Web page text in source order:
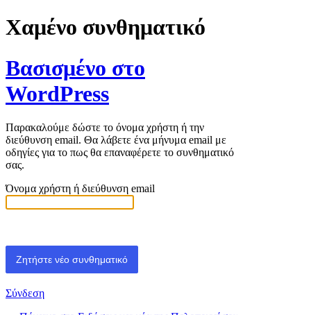
Χαμένο συνθηματικό
Βασισμένο στο
WordPress
Παρακαλούμε δώστε το όνομα χρήστη ή την
διεύθυνση email. Θα λάβετε ένα μήνυμα email με
οδηγίες για το πως θα επαναφέρετε το συνθηματικό
σας.
Όνομα χρήστη ή διεύθυνση email
Σύνδεση